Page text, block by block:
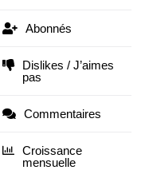
Abonnés
Dislikes / J’aimes
pas
Commentaires
Croissance
mensuelle